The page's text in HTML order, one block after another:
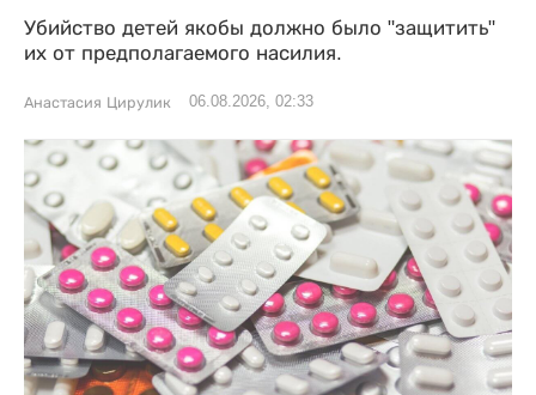
Убийство детей якобы должно было "защитить"
их от предполагаемого насилия.
Анастасия Цирулик 06.08.2026, 02:33